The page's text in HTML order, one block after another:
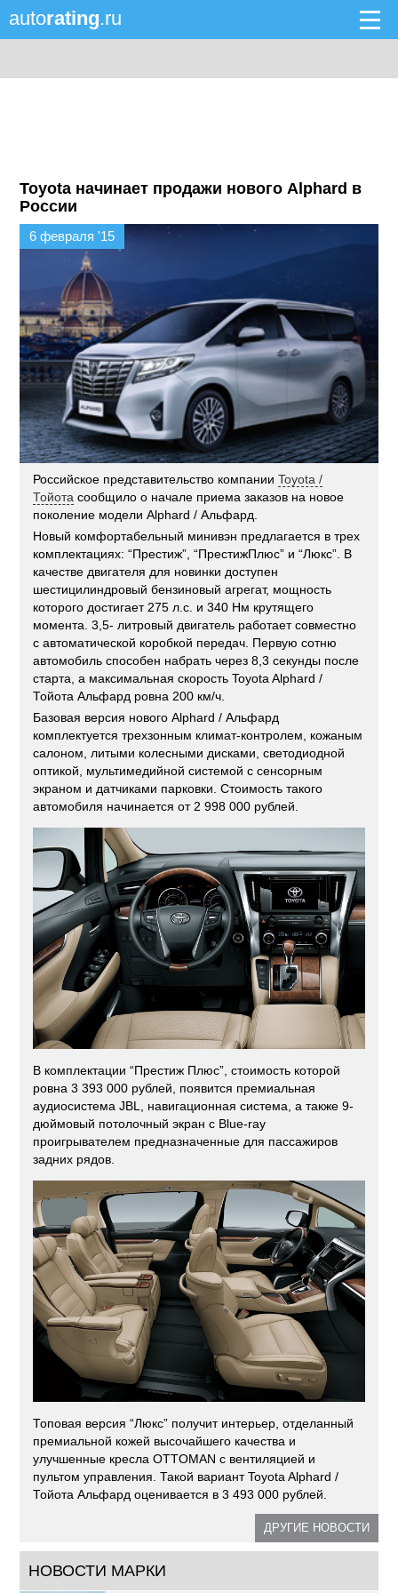
autorating.ru
Toyota начинает продажи нового Alphard в
России
6 февраля '15
Российское представительство компанииToyota /
Тойота сообщило о начале приема заказов на новое
поколение модели Alphard / Альфард.
Новый комфортабельный минивэн предлагается в трех
комплектациях: “Престиж”, “ПрестижПлюс” и “Люкс”. В
качестве двигателя для новинки доступен
шестицилиндровый бензиновый агрегат, мощность
которого достигает 275 л.с. и 340 Нм крутящего
момента. 3,5- литровый двигатель работает совместно
с автоматической коробкой передач. Первую сотню
автомобиль способен набрать через 8,3 секунды после
старта, а максимальная скорость Toyota Alphard /
Тойота Альфард ровна 200 км/ч.
Базовая версия нового Alphard / Альфард
комплектуется трехзонным климат-контролем, кожаным
салоном, литыми колесными дисками, светодиодной
оптикой, мультимедийной системой с сенсорным
экраном и датчиками парковки. Стоимость такого
автомобиля начинается от 2 998 000 рублей.
В комплектации “Престиж Плюс”, стоимость которой
ровна 3 393 000 рублей, появится премиальная
аудиосистема JBL, навигационная система, а также 9-
дюймовый потолочный экран с Blue-ray
проигрывателем предназначенные для пассажиров
задних рядов.
Топовая версия “Люкс” получит интерьер, отделанный
премиальной кожей высочайшего качества и
улучшенные кресла OTTOMAN с вентиляцией и
пультом управления. Такой вариант Toyota Alphard /
Тойота Альфард оценивается в 3 493 000 рублей.
ДРУГИЕ НОВОСТИ
НОВОСТИ МАРКИ